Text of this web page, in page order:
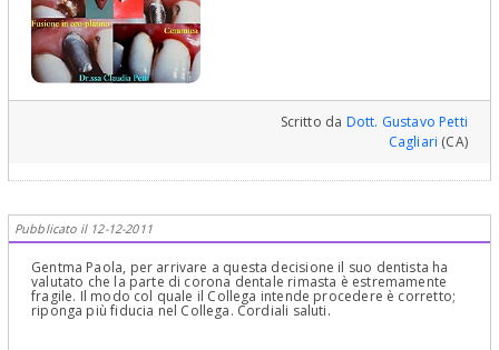
Completa in Casi Clinici Complessi ed Ortodonzia e Pedodonzia la
figlia Claudia Petti, in Cagliari.
Scritto da Dott. Gustavo Petti
Cagliari (CA)
Pubblicato il 12-12-2011
Gentma Paola, per arrivare a questa decisione il suo dentista ha
valutato che la parte di corona dentale rimasta è estremamente
fragile. Il modo col quale il Collega intende procedere è corretto;
riponga più fiducia nel Collega. Cordiali saluti.